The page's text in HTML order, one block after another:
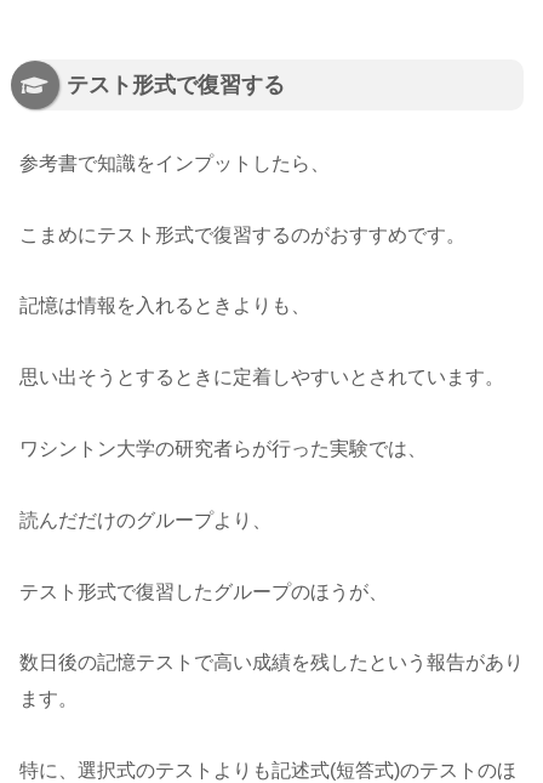
テスト形式で復習する
参考書で知識をインプットしたら、
こまめにテスト形式で復習するのがおすすめです。
記憶は情報を入れるときよりも、
思い出そうとするときに定着しやすいとされています。
ワシントン大学の研究者らが行った実験では、
読んだだけのグループより、
テスト形式で復習したグループのほうが、
数日後の記憶テストで高い成績を残したという報告があり
ます。
特に、選択式のテストよりも記述式(短答式)のテストのほ